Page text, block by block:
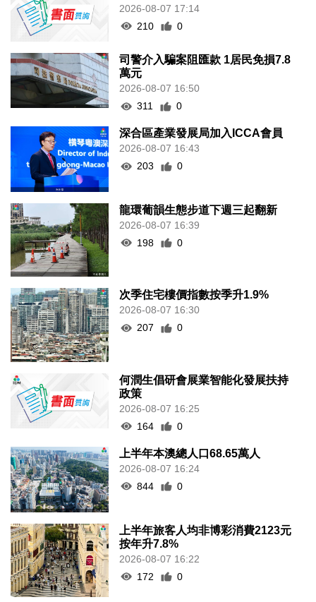
2026-08-07 17:14
210
0
司警介入騙案阻匯款 1居民免損7.8
萬元
2026-08-07 16:50
311
0
深合區產業發展局加入ICCA會員
2026-08-07 16:43
203
0
龍環葡韻生態步道下週三起翻新
2026-08-07 16:39
198
0
次季住宅樓價指數按季升1.9%
2026-08-07 16:30
207
0
何潤生倡研會展業智能化發展扶持
政策
2026-08-07 16:25
164
0
上半年本澳總人口68.65萬人
2026-08-07 16:24
844
0
上半年旅客人均非博彩消費2123元
按年升7.8%
2026-08-07 16:22
172
0